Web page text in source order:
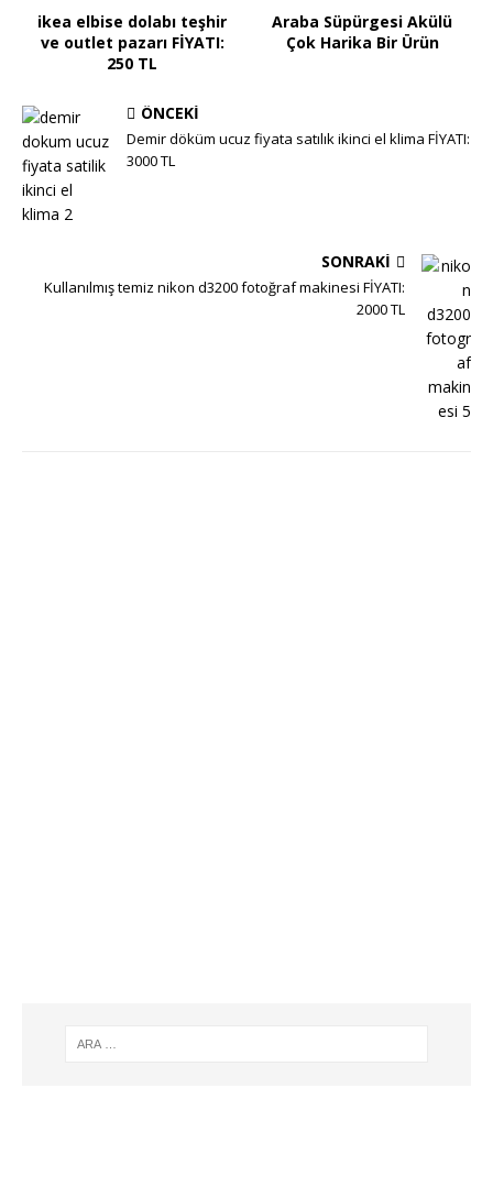
ikea elbise dolabı teşhir
ve outlet pazarı FİYATI:
250 TL
Araba Süpürgesi Akülü
Çok Harika Bir Ürün
ÖNCEKI
Demir döküm ucuz fiyata satılık ikinci el klima FİYATI:
3000 TL
SONRAKI
Kullanılmış temiz nikon d3200 fotoğraf makinesi FİYATI:
2000 TL